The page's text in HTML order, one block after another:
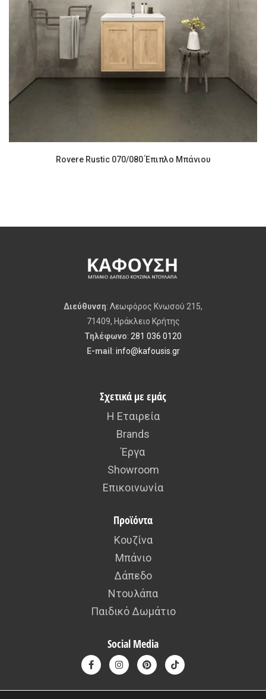
Rovere Rustic 070/080 Έπιπλο Μπάνιου
Διεύθυνση: Λεωφόρος Κνωσού 215,
71409, Ηράκλειο Κρήτης
Τηλέφωνο: 281 036 0120
E-mail : info@kafousis.gr
Σχετικά με εμάς
Η Εταιρεία
Brands
Έργα
Showroom
Επικοινωνία
Προϊόντα
Κουζίνα
Μπάνιο
Δάπεδο
Ντουλάπα
Παιδικό Δωμάτιο
Social Media